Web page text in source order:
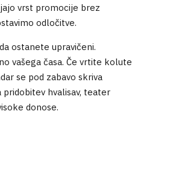
vrst promocije brez
odločitve.
ostanete upravičeni.
vašega časa. Če vrtite kolute
se pod zabavo skriva
hvalisav, teater
donose.